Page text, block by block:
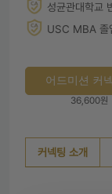
성균관대학교
USC MBA 졸
어드미션 커
36,600원
커넥팅 소개